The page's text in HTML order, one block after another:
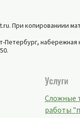
При копированиии
Петербург, набережная
.
Услуги
Сложные
работы